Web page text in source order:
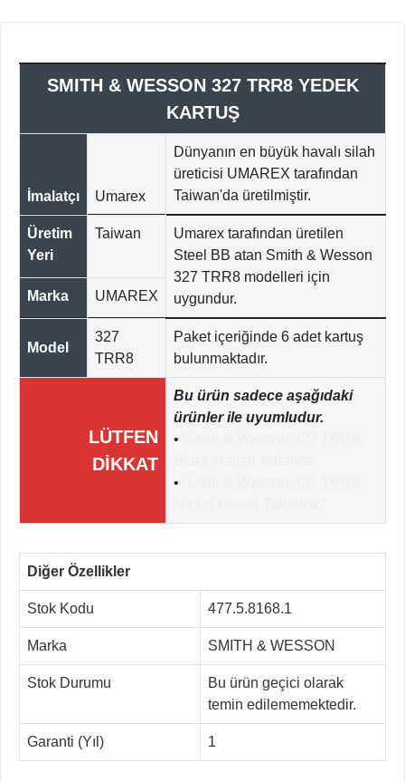
SMITH & WESSON 327 TRR8 YEDEK
KARTUŞ
İmalatçı Umarex
Dünyanın en büyük havalı silah
üreticisi UMAREX tarafından
Taiwan'da üretilmiştir.
Üretim
Yeri
Taiwan
Umarex tarafından üretilen
Steel BB atan Smith & Wesson
327 TRR8 modelleri için
uygundur.
Marka UMAREX
Model
327
TRR8
Paket içeriğinde 6 adet kartuş
bulunmaktadır.
LÜTFEN
DİKKAT
Bu ürün sadece aşağıdaki
ürünler ile uyumludur.
•
•
Diğer Özellikler
Stok Kodu 477.5.8168.1
Marka SMITH & WESSON
Stok Durumu
Bu ürün geçici olarak
temin edilememektedir.
Garanti (Yıl) 1